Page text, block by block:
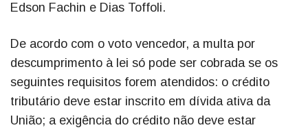
Edson Fachin e Dias Toffoli.
De acordo com o voto vencedor, a multa por
descumprimento à lei só pode ser cobrada se os
seguintes requisitos forem atendidos: o crédito
tributário deve estar inscrito em dívida ativa da
União; a exigência do crédito não deve estar